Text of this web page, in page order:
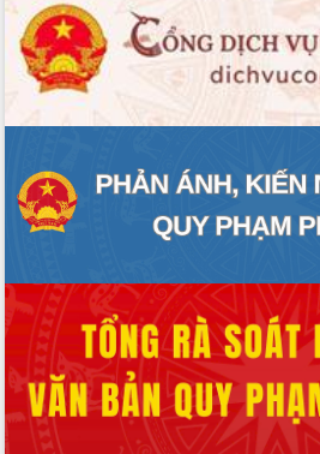
Lễ truy điệu và an táng hài cốt liệt sĩ
tại Nghĩa trang Liệt sĩ xã Sơn Hòa
Bàn giải pháp tháo gỡ khó khăn trong
xuất khẩu sầu riêng và triển khai quy
định EUDR
vùng trồng và doanh nghiệp đóng gói
sầu riêng tại Đắk Lắk
Trình diễn nghệ thuật chế biến các
Đắk Lắk công bố Quy hoạch và xúc
tiến đầu tư tỉnh
Ngành cá ngừ Đắk Lắk chủ động thích
ứng để giữ vững thị trường xuất khẩu
Diễn đàn Kinh tế tư nhân Việt Nam đột
phá cơ chế - Hợp tác công tư
Tất cả: 66126621